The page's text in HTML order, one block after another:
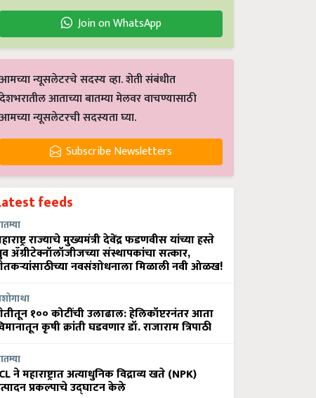
Join on WhatsApp
आमच्या न्यूसलेटरचे सदस्य व्हा. शेती संबंधीत
देशभरातील आताच्या बातम्या मेलवर वाचण्यासाठी
आमच्या न्यूसलेटरची सदस्यता घ्या.
Subscribe Newsletters
feeds
राज्याचे मुख्यमंत्री देवेंद्र फडणवीस यांच्या हस्ते
ॲग्रीटेक्नॉलॉजीजच्या संस्थापकांचा सत्कार,
नवसंशोधनाला मिळाली नवी ओळख!
१०० कोटींची उलाढाल: हेलिकॉप्टरनंतर आता
कृषी क्रांती घडवणार डॉ. राजाराम त्रिपाठी
ने महाराष्ट्रात अत्याधुनिक विद्राव्य खते (NPK)
प्रकल्पाचे उद्घाटन केले